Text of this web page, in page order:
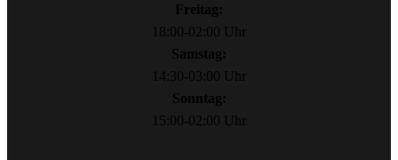
Freitag:
18:00-02:00 Uhr
Samstag:
14:30-03:00 Uhr
Sonntag:
15:00-02:00 Uhr